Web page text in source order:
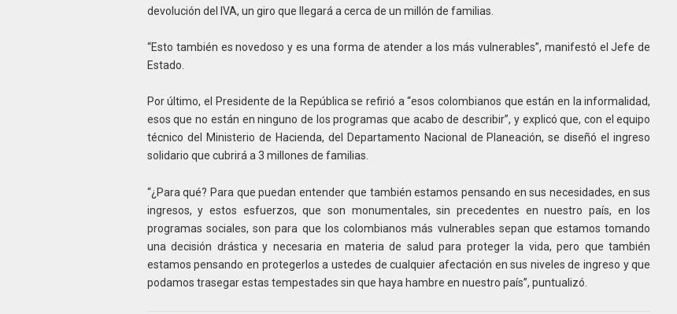
devolución del IVA, un giro que llegará a cerca de un millón de familias.
“Esto también es novedoso y es una forma de atender a los más vulnerables”, manifestó el Jefe de
Estado.
Por último, el Presidente de la República se refirió a “esos colombianos que están en la informalidad,
esos que no están en ninguno de los programas que acabo de describir”, y explicó que, con el equipo
técnico del Ministerio de Hacienda, del Departamento Nacional de Planeación, se diseñó el ingreso
solidario que cubrirá a 3 millones de familias.
“¿Para qué? Para que puedan entender que también estamos pensando en sus necesidades, en sus
ingresos, y estos esfuerzos, que son monumentales, sin precedentes en nuestro país, en los
programas sociales, son para que los colombianos más vulnerables sepan que estamos tomando
una decisión drástica y necesaria en materia de salud para proteger la vida, pero que también
estamos pensando en protegerlos a ustedes de cualquier afectación en sus niveles de ingreso y que
podamos trasegar estas tempestades sin que haya hambre en nuestro país”, puntualizó.